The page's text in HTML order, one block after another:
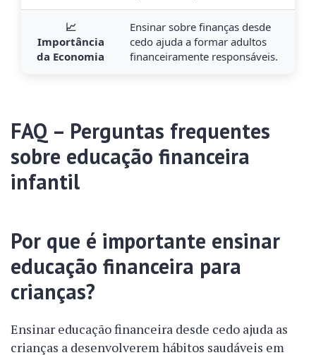
📈
Importância
da Economia
Ensinar sobre finanças desde
cedo ajuda a formar adultos
financeiramente responsáveis.
FAQ – Perguntas frequentes
sobre educação financeira
infantil
Por que é importante ensinar
educação financeira para
crianças?
Ensinar educação financeira desde cedo ajuda as
crianças a desenvolverem hábitos saudáveis em